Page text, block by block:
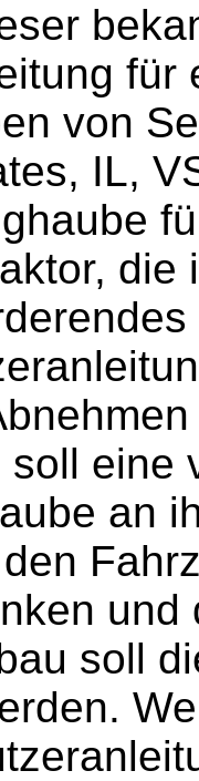
für
von
IL,
die
eine
an
und
soll